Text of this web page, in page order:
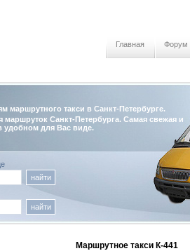
Главная Форум
маршрутного такси в Санкт-Петербурге.
маршруток Санкт-Петербурга. Самая свежая и
удобном для Вас виде.
найти
найти
Маршрутное такси К-441